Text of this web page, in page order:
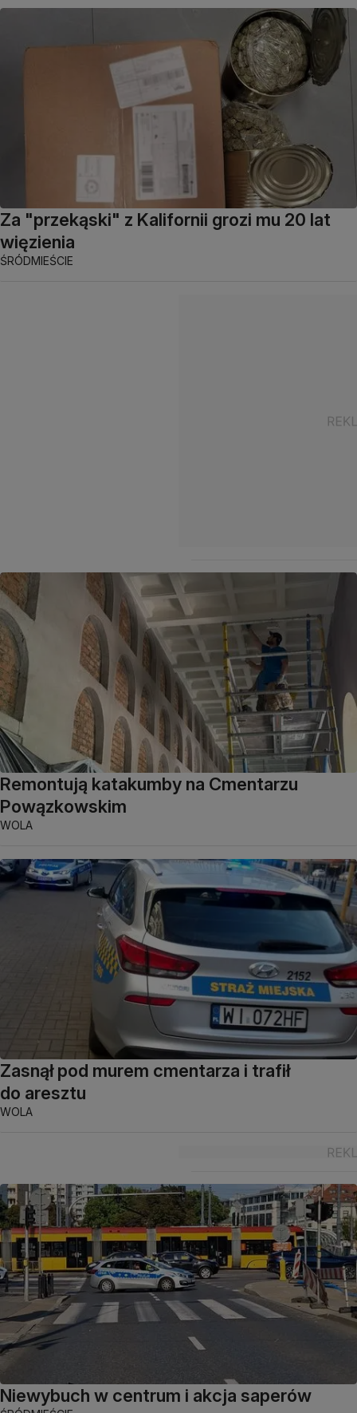
Za "przekąski" z Kalifornii grozi mu 20 lat
więzienia
ŚRÓDMIEŚCIE
Remontują katakumby na Cmentarzu
Powązkowskim
WOLA
Zasnął pod murem cmentarza i trafił
do aresztu
WOLA
Niewybuch w centrum i akcja saperów